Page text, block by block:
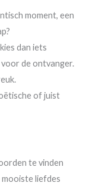
moment, een
dan iets
de ontvanger.
of juist
te vinden
mooiste liefdes